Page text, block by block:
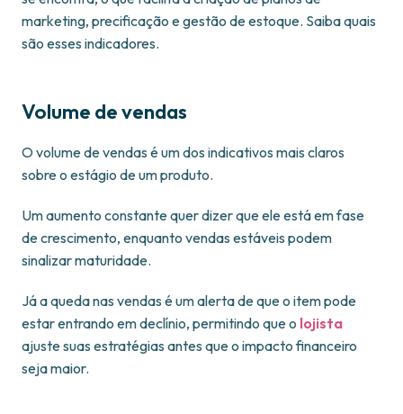
marketing, precificação e gestão de estoque. Saiba quais
são esses indicadores.
Volume de vendas
O volume de vendas é um dos indicativos mais claros
sobre o estágio de um produto.
Um aumento constante quer dizer que ele está em fase
de crescimento, enquanto vendas estáveis podem
sinalizar maturidade.
Já a queda nas vendas é um alerta de que o item pode
estar entrando em declínio, permitindo que o lojista
ajuste suas estratégias antes que o impacto financeiro
seja maior.